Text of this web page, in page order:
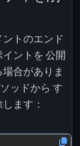
トのエンド
ントを 公開
合がありま
ッドから す
ます：